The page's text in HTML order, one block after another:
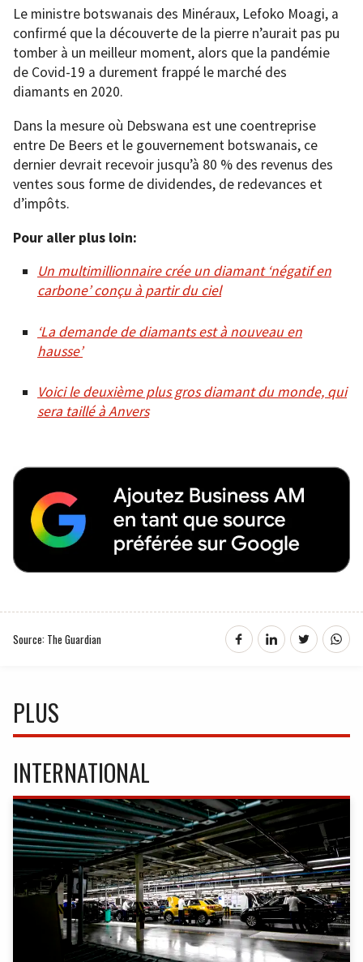
Le ministre botswanais des Minéraux, Lefoko Moagi, a
confirmé que la découverte de la pierre n’aurait pas pu
tomber à un meilleur moment, alors que la pandémie
de Covid-19 a durement frappé le marché des
diamants en 2020.
Dans la mesure où Debswana est une coentreprise
entre De Beers et le gouvernement botswanais, ce
dernier devrait recevoir jusqu’à 80 % des revenus des
ventes sous forme de dividendes, de redevances et
d’impôts.
Pour aller plus loin:
Un multimillionnaire crée un diamant ‘négatif en
carbone’ conçu à partir du ciel
‘La demande de diamants est à nouveau en
hausse’
Voici le deuxième plus gros diamant du monde, qui
sera taillé à Anvers
Source: The Guardian
PLUS
INTERNATIONAL